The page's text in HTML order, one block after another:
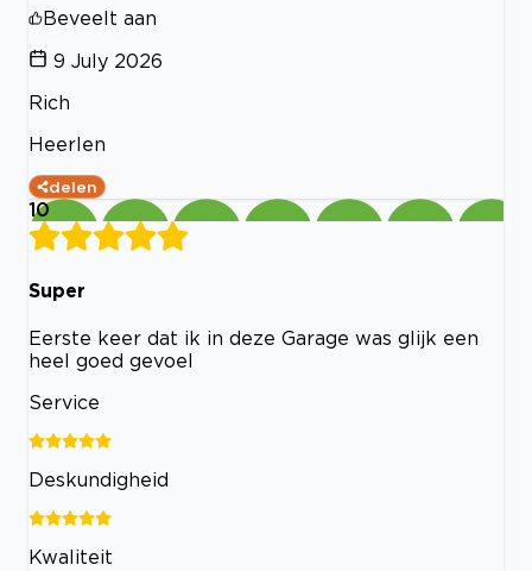
Beveelt aan
9 July 2026
Rich
Heerlen
delen
10
Super
Eerste keer dat ik in deze Garage was glijk een
heel goed gevoel
Service
Deskundigheid
Kwaliteit